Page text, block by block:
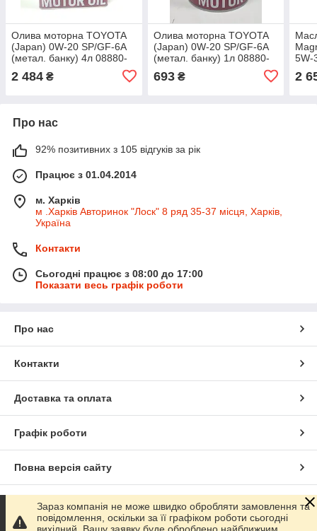
Олива моторна TOYOTA
(Japan) 0W-20 SP/GF-6A
(метал. банку) 4л 08880-
2 484 ₴
Олива моторна TOYOTA
(Japan) 0W-20 SP/GF-6A
(метал. банку) 1л 08880-
693₴
5W-
2
Про нас
92% позитивних з 105 відгуків за рік
Працює з 01.04.2014
м. Харків
м .Харків Авторинок "Лоск" 8 ряд 35-37 місця, Харків,
Україна
Контакти
Сьогодні працює з 08:00 до 17:00
Показати весь графік роботи
Про нас
Контакти
Доставка та оплата
Графік роботи
Повна версія сайту
Сайт створено на маркетплейсі Prom.ua
Зараз компанія не може швидко обробляти замовлення та
повідомлення, оскільки за її графіком роботи сьогодні